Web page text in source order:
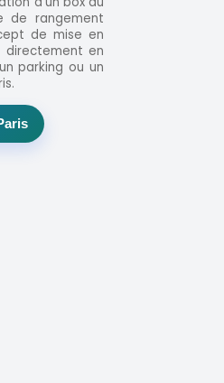
de rangement
de mise en
directement en
parking ou un